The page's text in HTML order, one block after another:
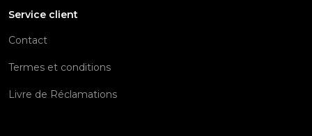
Service client
Contact
Termes et conditions
Livre de Réclamations